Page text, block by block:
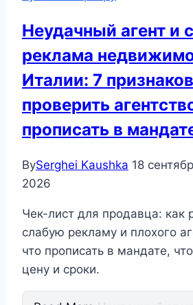
Неудачный агент и
реклама
Италии: 7
проверить
прописать в
BySerghei Kaushka 18
2026
Чек-лист для продавца: как
слабую рекламу и плохого
что прописать в мандате,
цену и сроки.